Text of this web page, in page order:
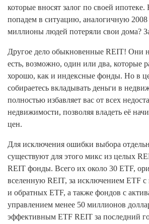
которые вносят залог по своей
попадем в ситуацию, аналогичную 2008
миллионы людей потеряли свои дома?
Другое дело обыкновенные REIT! Они
есть, возможно, один или два, которые
хорошо, как и индексные фонды. Но в
собираетесь вкладывать деньги в
полностью избавляет вас от всех
недвижимости, позволяя владеть её
цен.
Для исключения ошибки выбора
существуют для этого микс из целых
REIT фонды. Всего их около 30 ETF,
вселенную REIT, за исключением ETF
и обратных ETF, а также фондов с
управлением менее 50 миллионов
эффективным ETF REIT за последний